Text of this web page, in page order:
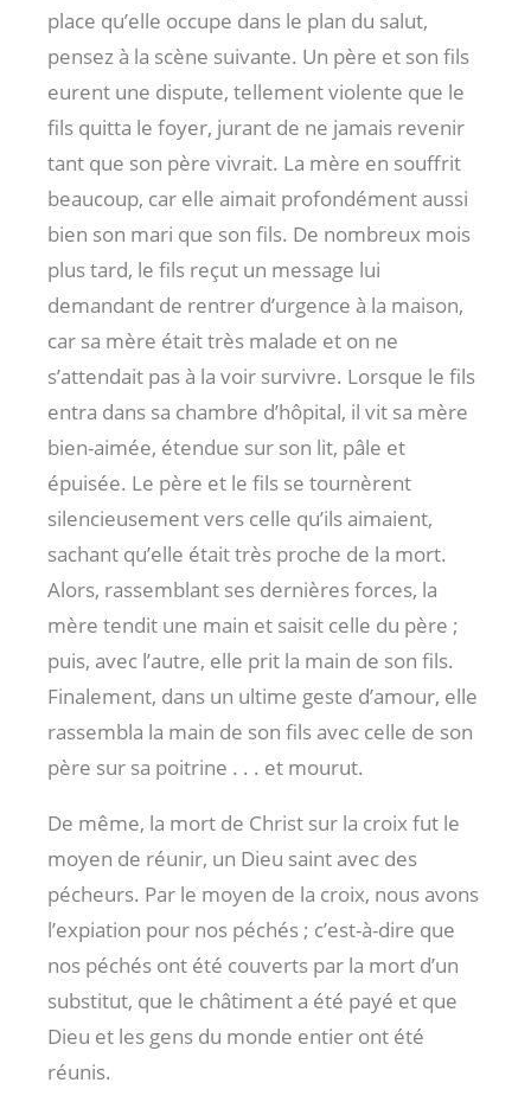
place qu’elle occupe dans le plan du salut,
pensez à la scène suivante. Un père et son fils
eurent une dispute, tellement violente que le
fils quitta le foyer, jurant de ne jamais revenir
tant que son père vivrait. La mère en souffrit
beaucoup, car elle aimait profondément aussi
bien son mari que son fils. De nombreux mois
plus tard, le fils reçut un message lui
demandant de rentrer d’urgence à la maison,
car sa mère était très malade et on ne
s’attendait pas à la voir survivre. Lorsque le fils
entra dans sa chambre d’hôpital, il vit sa mère
bien-aimée, étendue sur son lit, pâle et
épuisée. Le père et le fils se tournèrent
silencieusement vers celle qu’ils aimaient,
sachant qu’elle était très proche de la mort.
Alors, rassemblant ses dernières forces, la
mère tendit une main et saisit celle du père ;
puis, avec l’autre, elle prit la main de son fils.
Finalement, dans un ultime geste d’amour, elle
rassembla la main de son fils avec celle de son
père sur sa poitrine . . . et mourut.
De même, la mort de Christ sur la croix fut le
moyen de réunir, un Dieu saint avec des
pécheurs. Par le moyen de la croix, nous avons
l’expiation pour nos péchés ; c’est-à-dire que
nos péchés ont été couverts par la mort d’un
substitut, que le châtiment a été payé et que
Dieu et les gens du monde entier ont été
réunis.